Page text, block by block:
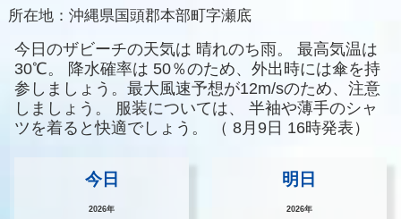
所在地： 沖縄県国頭郡本部町字瀬底
今日のザビーチの天気は 晴れのち雨。
最高気温は
30℃。
降水確率は 50％のため、外出時には傘を持
参しましょう。最大風速予想が12m/sのため、注意
しましょう。
服装については、
半袖や薄手のシャ
ツを着ると快適でしょう。
（ 8月9日 16時発表）
今日
2026年
明日
2026年